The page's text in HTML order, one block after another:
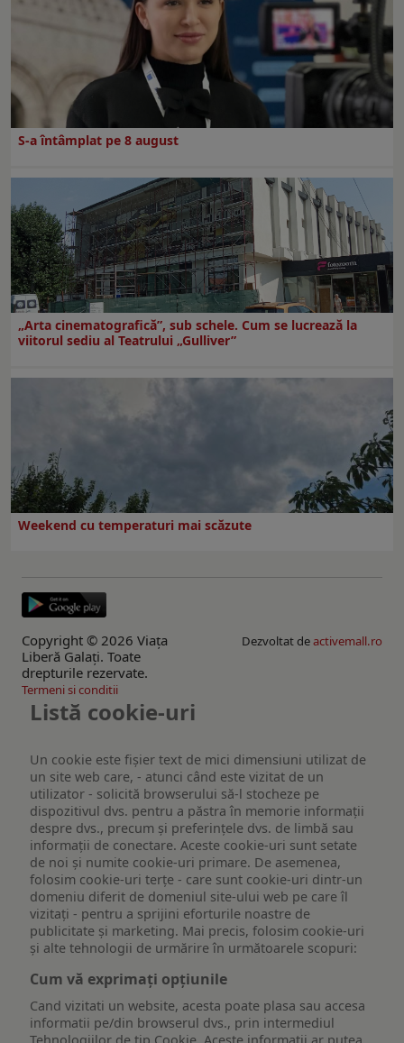
S-a întâmplat pe 8 august
„Arta cinematografică”, sub schele. Cum se lucrează la
viitorul sediu al Teatrului „Gulliver”
Weekend cu temperaturi mai scăzute
Copyright © 2026 Viaţa
Liberă Galaţi. Toate
drepturile rezervate.
Dezvoltat deactivemall.ro
Termeni si conditii
Listă cookie-uri
Un cookie este fişier text de mici dimensiuni utilizat de
un site web care, - atunci când este vizitat de un
utilizator - solicită browserului să-l stocheze pe
dispozitivul dvs. pentru a păstra în memorie informații
despre dvs., precum și preferințele dvs. de limbă sau
informații de conectare. Aceste cookie-uri sunt setate
de noi și numite cookie-uri primare. De asemenea,
folosim cookie-uri terțe - care sunt cookie-uri dintr-un
domeniu diferit de domeniul site-ului web pe care îl
vizitați - pentru a sprijini eforturile noastre de
publicitate și marketing. Mai precis, folosim cookie-uri
și alte tehnologii de urmărire în următoarele scopuri:
Cum vă exprimați opțiunile
Cand vizitati un website, acesta poate plasa sau accesa
informatii pe/din browserul dvs., prin intermediul